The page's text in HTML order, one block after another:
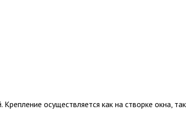
осуществляется как на створке окна,